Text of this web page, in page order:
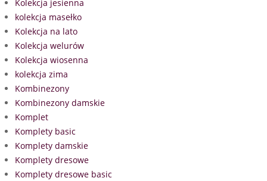
Kolekcja jesienna
kolekcja masełko
Kolekcja na lato
Kolekcja welurów
Kolekcja wiosenna
kolekcja zima
Kombinezony
Kombinezony damskie
Komplet
Komplety basic
Komplety damskie
Komplety dresowe
Komplety dresowe basic